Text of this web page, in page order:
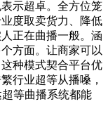
示超卓。全方位笼
度取卖货力、降低
正在曲播一般。涵
方面。让商家可以
种模式契合平台优
行业超等从播嗓，
等曲播系统都能